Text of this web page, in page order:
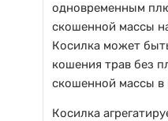
одновременным
скошенной массы
Косилка может
кошения трав без
скошенной массы в
Косилка